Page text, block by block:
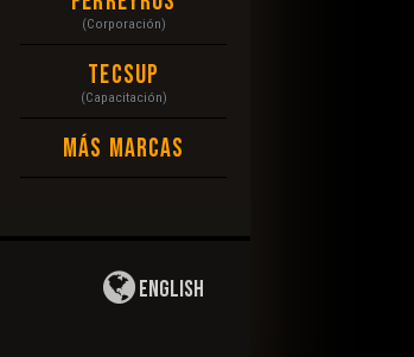
(Corporación)
Tecsup
(Capacitación)
Más Marcas
English